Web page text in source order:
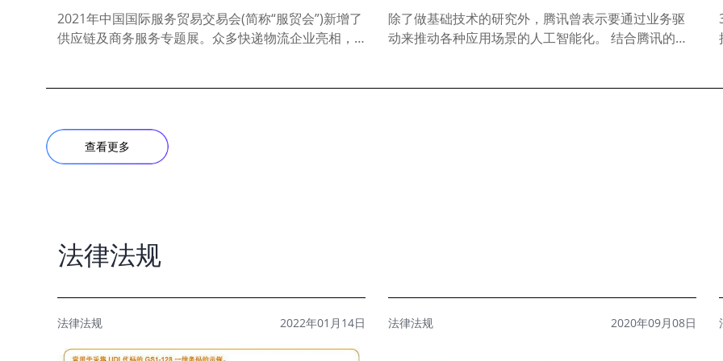
2021年中国国际服务贸易交易会(简称“服贸会”)新增了
供应链及商务服务专题展。众多快递物流企业亮相，
除了做基础技术的研究外，腾讯曾表示要通过业务驱
动来推动各种应用场景的人工智能化。 结合腾讯的主
查看更多
法律法规
法律法规 2022年01月14日 法律法规 2020年09月08日